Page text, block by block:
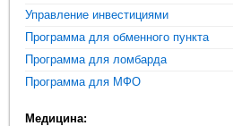
Управление инвестициями
Программа для обменного пункта
Программа для ломбарда
Программа для МФО
Медицина: